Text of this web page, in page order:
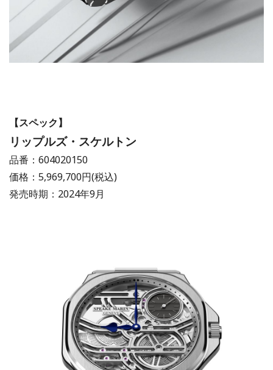
【スペック】
リップルズ・スケルトン
品番：604020150
価格：5,969,700円(税込)
発売時期：2024年9月